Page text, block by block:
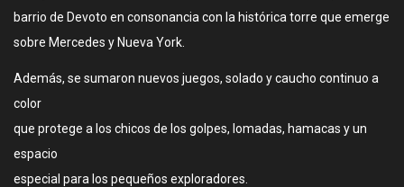
barrio de Devoto en consonancia con la histórica torre que emerge
sobre Mercedes y Nueva York.
Además, se sumaron nuevos juegos, solado y caucho continuo a
color
que protege a los chicos de los golpes, lomadas, hamacas y un
espacio
especial para los pequeños exploradores.